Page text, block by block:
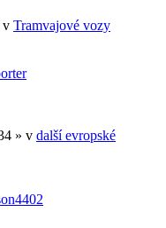
v Tramvajové vozy
» v další evropské